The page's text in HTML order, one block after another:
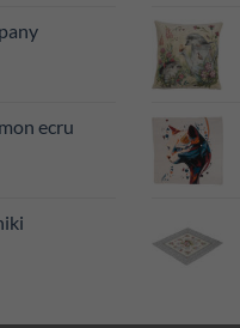
ecru